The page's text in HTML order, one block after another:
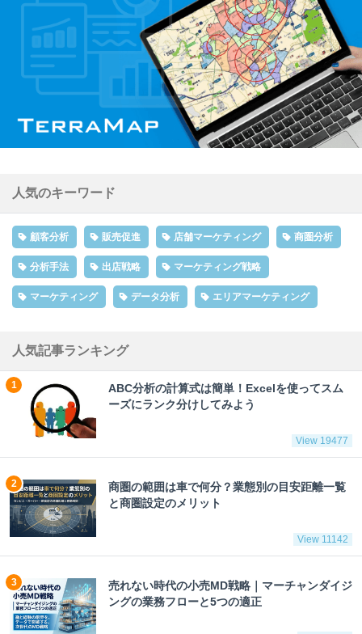
人気のキーワード
顧客分析 販売促進 店舗マーケティング 商圏分析
分析手法 出店戦略 マーケティング戦略
マーケティング データ分析 エリアマーケティング
人気記事ランキング
ABC分析の計算式は簡単！Excelを使ってスム
ーズにランク分けしてみよう
View 19477
商圏の範囲は車で何分？業態別の目安距離一覧
と商圏設定のメリット
View 11142
売れない時代の小売MD戦略｜マーチャンダイジ
ングの業務フローと5つの適正